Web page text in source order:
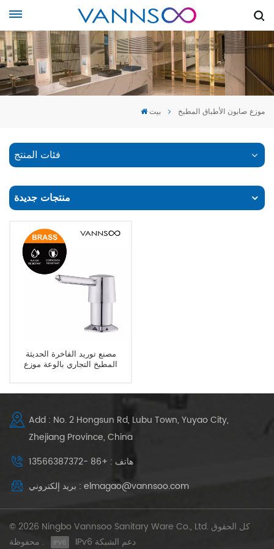
بيت موزع صابون الأطباق المطبخ
فئات المنتج
منتجات جديدة
مصنع توريد الفاخرة الحديثة
المطبخ التجاري بالوعة موزع
Add : No. 2 Hongsun Rd, Lubu Town, Yuyao City,
Zhejiang Province, China
هاتف : +86 -13566387372
بريد إلكتروني : elmagao@vannsoo.com
© 2026 Ningbo Vannsoo Sanitary Ware Co., Ltd. كل الحقوق
محفوظة .
IPv6 دعم الشبكة